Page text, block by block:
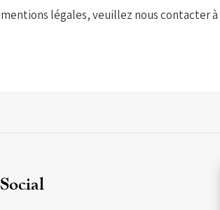
légales, veuillez nous contacter à
Social